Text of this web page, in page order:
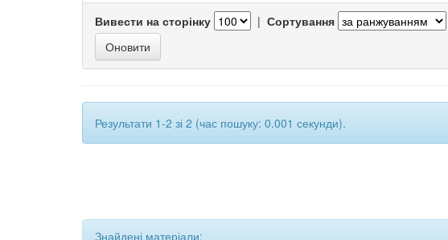
Вивести на сторінку | Сортування
Результати 1-2 зі 2 (час пошуку: 0.001 секунди).
Знайдені матеріали: